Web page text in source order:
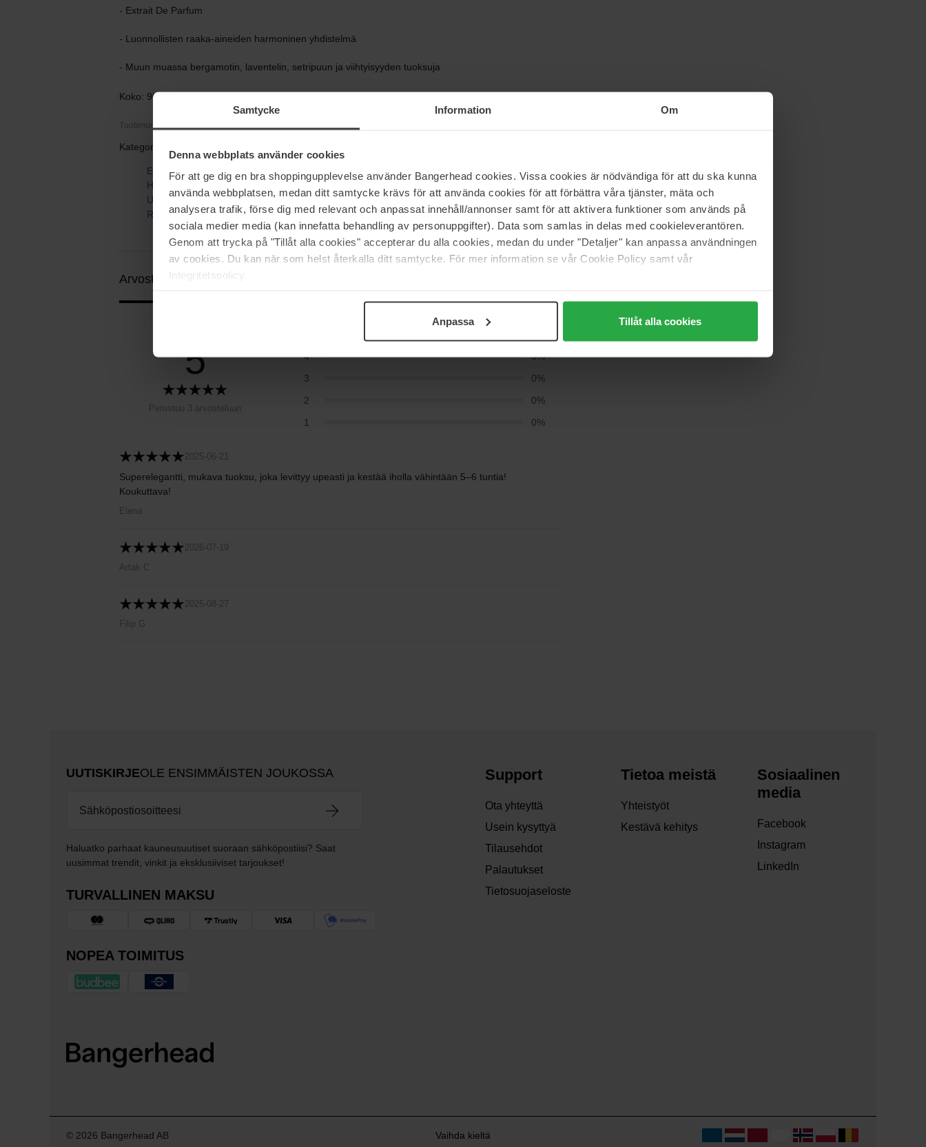
Samtycke Information Om
Denna webbplats använder cookies
För att ge dig en bra shoppingupplevelse använder Bangerhead cookies. Vissa cookies är nödvändiga för att du ska kunna
använda webbplatsen, medan ditt samtycke krävs för att använda cookies för att förbättra våra tjänster, mäta och
analysera trafik, förse dig med relevant och anpassat innehåll/annonser samt för att aktivera funktioner som används på
sociala medier media (kan innefatta behandling av personuppgifter). Data som samlas in delas med cookieleverantören.
Genom att trycka på "Tillåt alla cookies" accepterar du alla cookies, medan du under "Detaljer" kan anpassa användningen
av cookies. Du kan när som helst återkalla ditt samtycke. För mer information se vår Cookie Policy samt vår
Integritetspolicy.
Anpassa Tillåt alla cookies
- Extrait De Parfum
- Luonnollisten raaka-aineiden harmoninen yhdistelmä
- Muun muassa bergamotin, laventelin, setripuun ja viihtyisyyden tuoksuja
Koko: 90 ml
Tuotenumero: 108804
Kategoriat:
Etusivu
Hajuvedet
Unisex-hajuvedet
Rehab Extrait
Arvostelut (3)Kysymykset ja vastaukset (0)
5
Perustuu 3 arvosteluun
4
0%
3
0%
2
0%
1
0%
2025-06-21
Superelegantti, mukava tuoksu, joka levittyy upeasti ja kestää iholla vähintään 5–6 tuntia!
Koukuttava!
Elena
2026-07-19
Artak C
2025-08-27
Filip G
UUTISKIRJEOLE ENSIMMÄISTEN JOUKOSSA
Haluatko parhaat kauneusuutiset suoraan sähköpostiisi? Saat
uusimmat trendit, vinkit ja eksklusiiviset tarjoukset!
TURVALLINEN MAKSU
NOPEA TOIMITUS
Support
Ota yhteyttä
Usein kysyttyä
Tilausehdot
Palautukset
Tietosuojaseloste
Tietoa meistä
Yhteistyöt
Kestävä kehitys
Sosiaalinen
media
Facebook
Instagram
LinkedIn
© 2026 Bangerhead AB Vaihda kieltä